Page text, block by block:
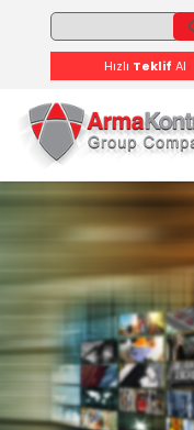
-- -
Hızlı Teklif Al